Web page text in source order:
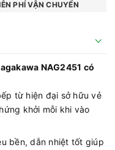
PHÍ VẬN CHUYỂN
NAG2451 có
từ hiện đại sở hữu vẻ
khởi mỗi khi vào
bền, dẫn nhiệt tốt giúp